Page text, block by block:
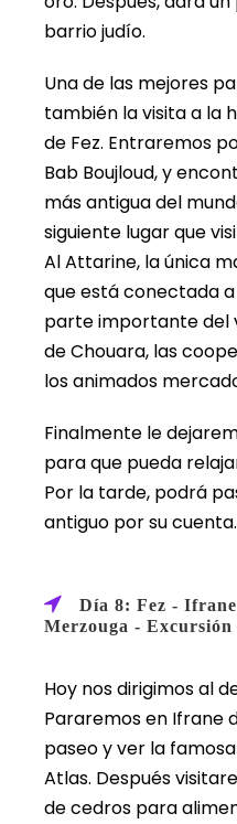
barrio judío.
Una de las mejores
también la visita a la
de Fez. Entraremos
Bab Boujloud, y
más antigua del
siguiente lugar que
Al Attarine, la única
que está conectada
parte importante del
de Chouara, las
los animados
Finalmente le
para que pueda
Por la tarde, podrá
antiguo por su cuenta.
Día 8: Fez -
Merzouga -
Hoy nos dirigimos al
Pararemos en Ifrane
paseo y ver la
Atlas. Después
de cedros para